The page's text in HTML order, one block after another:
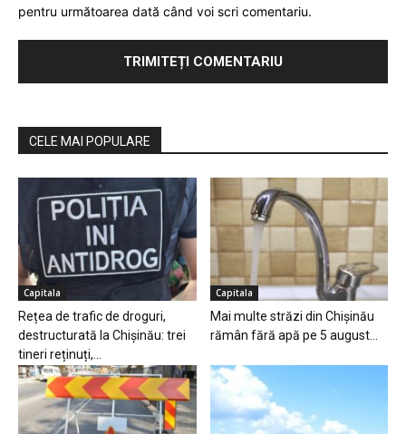
pentru următoarea dată când voi scri comentariu.
CELE MAI POPULARE
Capitala
Rețea de trafic de droguri,
destructurată la Chișinău: trei
tineri reținuți,...
Capitala
Mai multe străzi din Chișinău
rămân fără apă pe 5 august...